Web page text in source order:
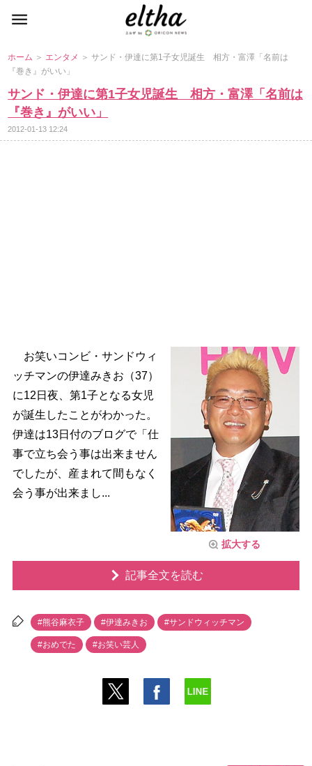
ホーム ＞ エンタメ ＞ サンド・伊達に第1子女児誕生 相方・富澤「名前は
『巻き』がいい」
サンド・伊達に第1子女児誕生 相方・富澤「名前は
『巻き』がいい」
2012-01-13 12:24
拡大する
お笑いコンビ・サンドウィ
ッチマンの伊達みきお（37）
に12日夜、第1子となる女児
が誕生したことがわかった。
伊達は13日付のブログで「仕
事で立ち会う事は出来ません
でしたが、産まれて間もなく
会う事が出来まし...
記事全文を読む
#熊谷麻衣子 #伊達みきお #サンドウィッチマン
#おめでた #お笑い芸人